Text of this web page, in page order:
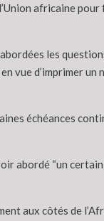
africaine
les
vue d’imprimer
échéances
abordé “un
aux côtés de